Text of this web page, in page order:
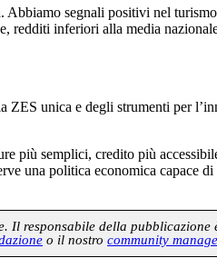
Abbiamo segnali positivi nel
redditi inferiori alla media
ZES unica e degli strumenti per
più semplici, credito più
una politica economica capace di
Il responsabile della pubblicazione
o il nostro community